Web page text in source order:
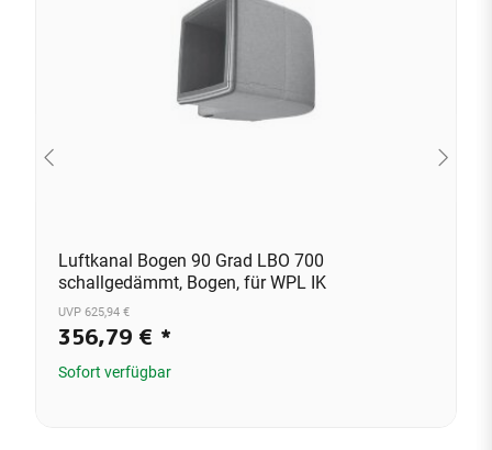
Luftkanal Bogen 90 Grad LBO 700
schallgedämmt, Bogen, für WPL IK
UVP 625,94 €
356,79 € *
Sofort verfügbar